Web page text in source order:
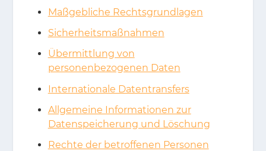
Maßgebliche Rechtsgrundlagen
Sicherheitsmaßnahmen
Übermittlung von
personenbezogenen Daten
Internationale Datentransfers
Allgemeine Informationen zur
Datenspeicherung und Löschung
Rechte der betroffenen Personen